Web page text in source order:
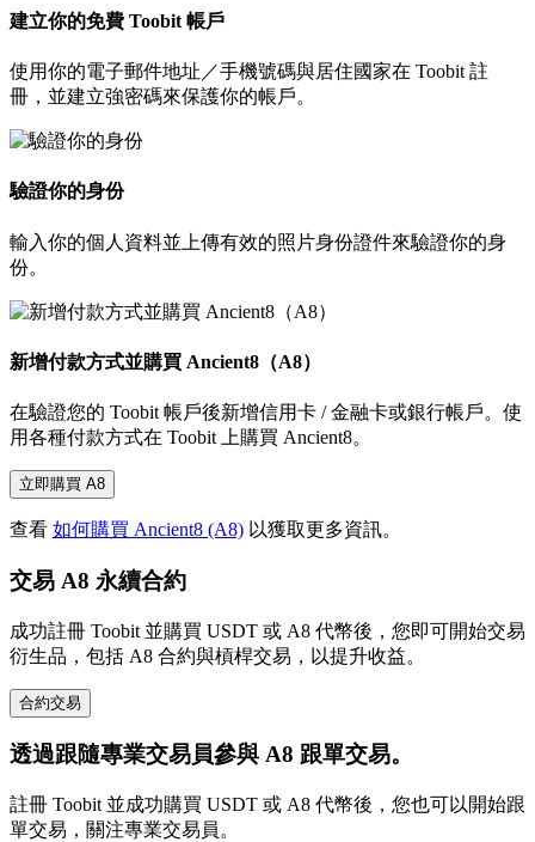
建立你的免費 Toobit 帳戶
使用你的電子郵件地址／手機號碼與居住國家在 Toobit 註
冊，並建立強密碼來保護你的帳戶。
驗證你的身份
輸入你的個人資料並上傳有效的照片身份證件來驗證你的身
份。
新增付款方式並購買 Ancient8（A8）
在驗證您的 Toobit 帳戶後新增信用卡 / 金融卡或銀行帳戶。使
用各種付款方式在 Toobit 上購買 Ancient8。
立即購買 A8
查看 如何購買 Ancient8 (A8) 以獲取更多資訊。
交易 A8 永續合約
成功註冊 Toobit 並購買 USDT 或 A8 代幣後，您即可開始交易
衍生品，包括 A8 合約與槓桿交易，以提升收益。
合約交易
透過跟隨專業交易員參與 A8 跟單交易。
註冊 Toobit 並成功購買 USDT 或 A8 代幣後，您也可以開始跟
單交易，關注專業交易員。